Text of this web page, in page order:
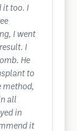
it too. I
I went
I
He
to
method,
all
in
it